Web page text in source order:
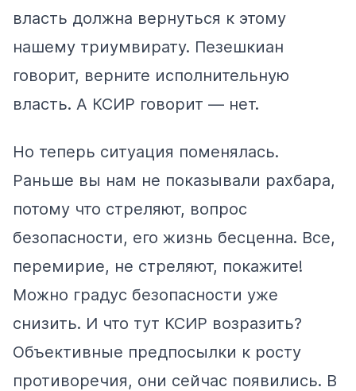
власть должна вернуться к этому
нашему триумвирату. Пезешкиан
говорит, верните исполнительную
власть. А КСИР говорит — нет.
Но теперь ситуация поменялась.
Раньше вы нам не показывали рахбара,
потому что стреляют, вопрос
безопасности, его жизнь бесценна. Все,
перемирие, не стреляют, покажите!
Можно градус безопасности уже
снизить. И что тут КСИР возразить?
Объективные предпосылки к росту
противоречия, они сейчас появились. В